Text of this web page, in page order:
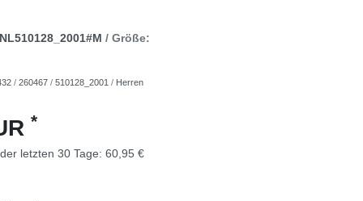
NL510128_2001#M / Größe:
/ 260467 / 510128_2001 / Herren
*
letzten 30 Tage: 60,95 €